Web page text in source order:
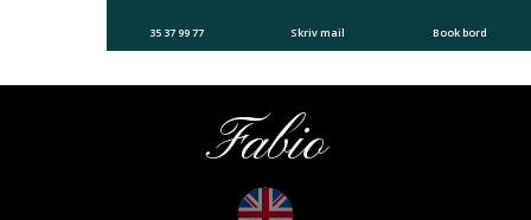
35 37 99 77 Skriv mail Book bord
Fabio​